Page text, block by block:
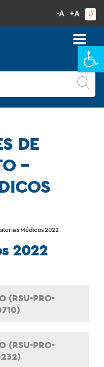
-A +A
DE
–
Médicos 2022
2022
(RSU-PRO-
(RSU-PRO-